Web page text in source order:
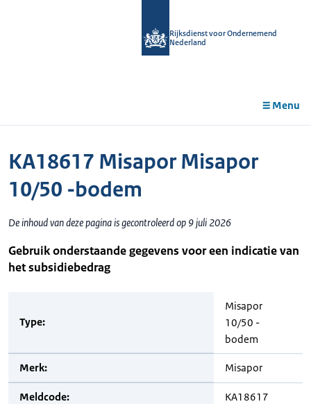
Rijksdienst voor Ondernemend
Nederland
Menu
KA18617 Misapor Misapor
10/50 -bodem
De inhoud van deze pagina is gecontroleerd op 9 juli 2026
Gebruik onderstaande gegevens voor een indicatie van
het subsidiebedrag
Type:
Misapor
10/50 -
bodem
Merk: Misapor
Meldcode: KA18617